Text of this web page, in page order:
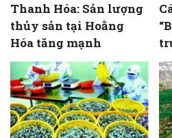
Thanh Hóa: Sản lượng
thủy sản tại Hoằng
Hóa tăng mạnh